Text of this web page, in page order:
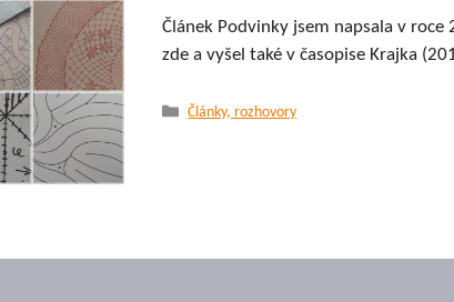
Článek Podvinky jsem napsala v roce
zde a vyšel také v časopise Krajka
Rubriky
Články, rozhovory